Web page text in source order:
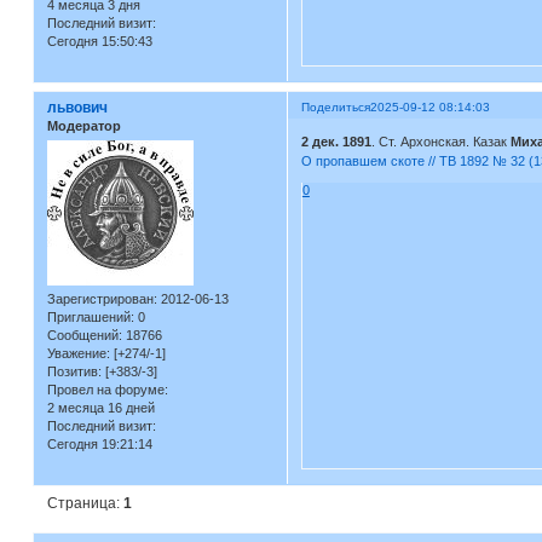
4 месяца 3 дня
Последний визит:
Сегодня 15:50:43
Поделиться2025-09-12 08:14:03
львович
Модератор
Зарегистрирован: 2012-06-13
Приглашений: 0
Сообщений: 18766
Уважение: [+274/-1]
Позитив: [+383/-3]
Провел на форуме:
2 месяца 16 дней
Последний визит:
Сегодня 19:21:14
2 дек. 1891 . Ст. Архонская. Казак
О пропавшем скоте // ТВ 1892 № 32
0
Страница: 1